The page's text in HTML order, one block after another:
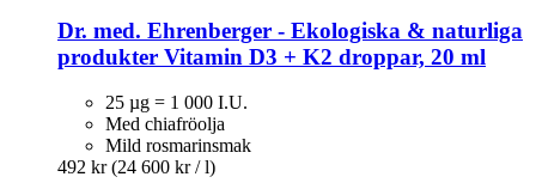
Dr. med. Ehrenberger - Ekologiska & naturliga
produkter Vitamin D3 + K2 droppar, 20 ml
25 µg = 1 000 I.U.
Med chiafröolja
Mild rosmarinsmak
492 kr (24 600 kr / l)